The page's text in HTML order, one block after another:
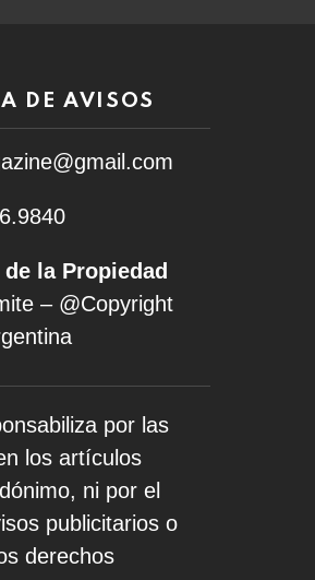
DE AVISOS
la Propiedad
– @Copyright
por las
los artículos
ni por el
publicitarios o
derechos